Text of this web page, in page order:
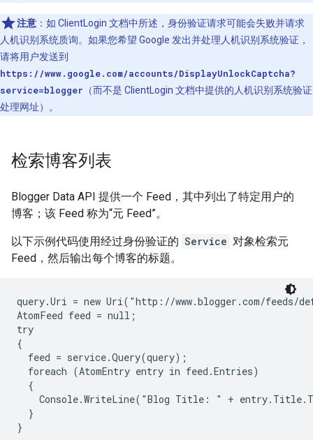
注意 ：如 ClientLogin 文档中所述，身份验证请求可能会失败并请求
人机识别系统质询。如果您希望 Google 发出并处理人机识别系统验证，
请将用户发送到
https://www.google.com/accounts/DisplayUnlockCaptcha?
service=blogger （而不是 ClientLogin 文档中提供的人机识别系统验证
处理网址）。
检索博客列表
Blogger Data API 提供一个 Feed，其中列出了特定用户的
博客；该 Feed 称为“元 Feed”。
以下示例代码使用经过身份验证的 Service 对象检索元
Feed，然后输出每个博客的标题。
query.Uri = new Uri("http://www.blogger.com/feeds/
AtomFeed feed = null;
try
{
  feed = service.Query(query);
  foreach (AtomEntry entry in feed.Entries)
  {
Console.WriteLine("Blog Title: " +
  }